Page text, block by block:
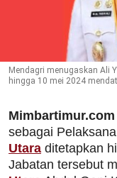
Mendagri menugaskan Ali
hingga 10 mei 2024
Mimbartimur.com
sebagai
Utara ditetapkan
Jabatan tersebut